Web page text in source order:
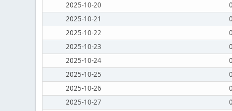
2025-10-20
0
2025-10-21
0
2025-10-22
0
2025-10-23
0
2025-10-24
0
2025-10-25
0
2025-10-26
0
2025-10-27
0